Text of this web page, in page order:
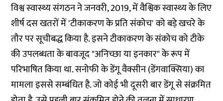
विश्व स्वास्थ्य संगठन ने जनवरी, 2019, में वैश्विक स्वास्थ्य के लिए
शीर्ष दस खतरों में 'टीकाकरण के प्रति संकोच' को बड़े खचरे के
तौर पर सूचीबद्ध किया है. इसने टीकाकरण के संकोच को टीके
की उपलब्धता के बावजूद "अनिच्छा या इनकार" के रूप में
परिभाषित किया था. सनोफी के डेंगू वैक्सीन (डेंगवाक्सिया) का
मामला इससे सम्बंधित है. जो कोई भी दूसरी बार डेंगू से संक्रमित